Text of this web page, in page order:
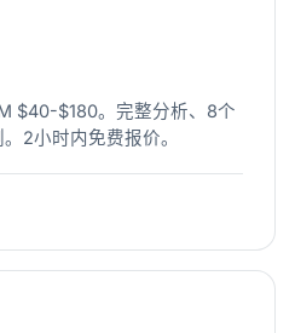
$40-$180。完整分析、8个
2小时内免费报价。